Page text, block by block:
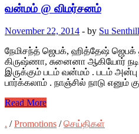
வன்மம் @ விமர்சனம்
November 22, 2014 - by Su
நேமிசந்த் ஜெபக், ஹித்தேஷ் ஜெபக்
கிருஷ்ணா, சுனைனா ஆகியோர்
இருக்கும் படம் வன்மம் . படம் அன்பு
பார்க்கலாம் . நாஞ்சில் நாடு எனும்
Read More
. /Promotions /செய்திகள்